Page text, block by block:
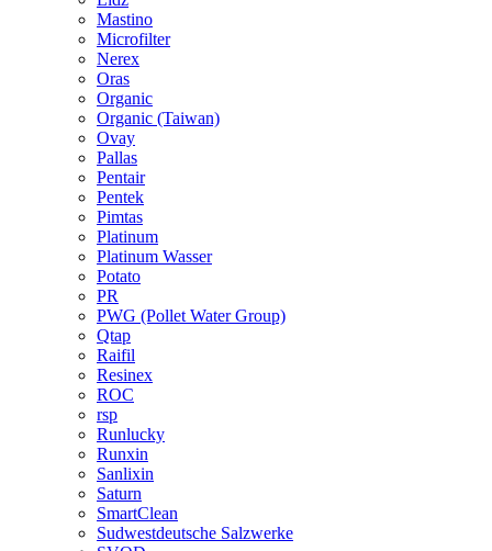
Mastino
Microfilter
Nerex
Oras
Organic
Organic (Taiwan)
Ovay
Pallas
Pentair
Pentek
Pimtas
Platinum
Platinum Wasser
Potato
PR
PWG (Pollet Water Group)
Qtap
Raifil
Resinex
ROC
rsp
Runlucky
Runxin
Sanlixin
Saturn
SmartClean
Sudwestdeutsche Salzwerke